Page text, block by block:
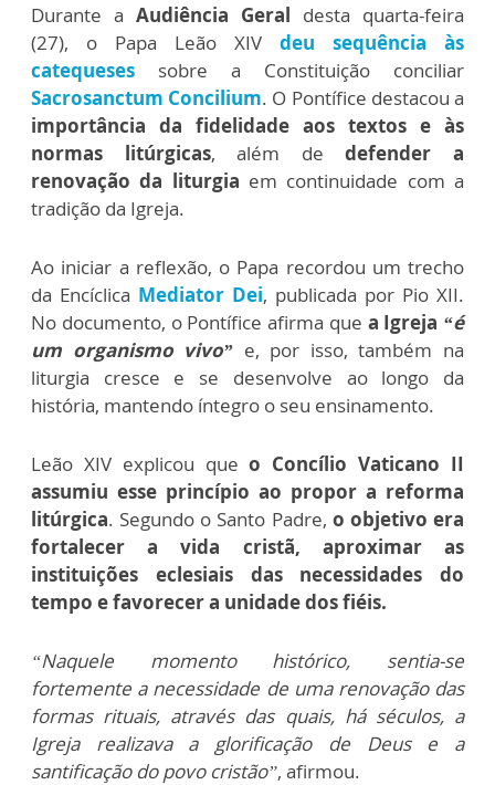
Durante a Audiência Geral desta quarta-feira
(27), o Papa Leão XIV deu sequência às
catequeses sobre a Constituição conciliar
Sacrosanctum Concilium. O Pontífice destacou a
importância da fidelidade aos textos e às
normas litúrgicas, além dedefender a
renovação da liturgia em continuidade com a
tradição da Igreja.
Ao iniciar a reflexão, o Papa recordou um trecho
da Encíclica Mediator Dei, publicada por Pio XII.
No documento, o Pontífice afirma que a Igreja “é
um organismo vivo” e, por isso, também na
liturgia cresce e se desenvolve ao longo da
história, mantendo íntegro o seu ensinamento.
Leão XIV explicou que o Concílio Vaticano II
assumiu esse princípio ao propor a reforma
litúrgica. Segundo o Santo Padre, o objetivo era
fortalecer a vida cristã, aproximar as
instituições eclesiais das necessidades do
tempo e favorecer a unidade dos fiéis.
“Naquele momento histórico, sentia-se
fortemente a necessidade de uma renovação das
formas rituais, através das quais, há séculos, a
Igreja realizava a glorificação de Deus e a
santificação do povo cristão”, afirmou.